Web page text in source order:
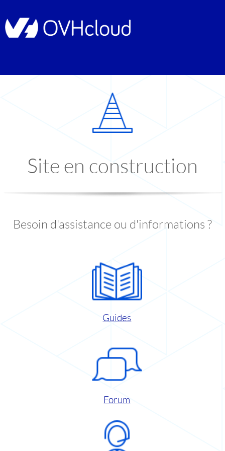
Site en construction
Besoin d'assistance ou d'informations ?
Guides
Forum